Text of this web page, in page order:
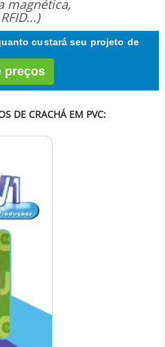
magnética,
custará seu projeto de
preços
DE CRACHÁ EM PVC: